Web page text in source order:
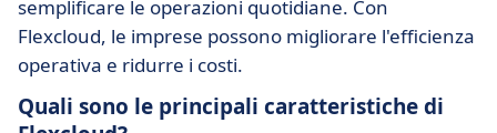
semplificare le operazioni quotidiane. Con
Flexcloud, le imprese possono migliorare l'efficienza
operativa e ridurre i costi.
Quali sono le principali caratteristiche di